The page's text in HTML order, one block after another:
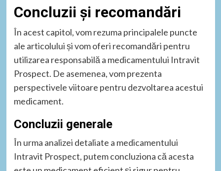
Concluzii și recomandări
În acest capitol, vom rezuma principalele puncte
ale articolului și vom oferi recomandări pentru
utilizarea responsabilă a medicamentului Intravit
Prospect. De asemenea, vom prezenta
perspectivele viitoare pentru dezvoltarea acestui
medicament.
Concluzii generale
În urma analizei detaliate a medicamentului
Intravit Prospect, putem concluziona că acesta